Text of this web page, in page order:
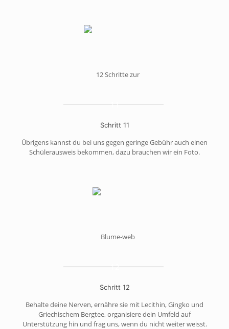
Schritt 11
Übrigens kannst du bei uns gegen geringe Gebühr auch einen
Schülerausweis bekommen, dazu brauchen wir ein Foto.
Schritt 12
Behalte deine Nerven, ernähre sie mit Lecithin, Gingko und
Griechischem Bergtee, organisiere dein Umfeld auf
Unterstützung hin und frag uns, wenn du nicht weiter weisst.